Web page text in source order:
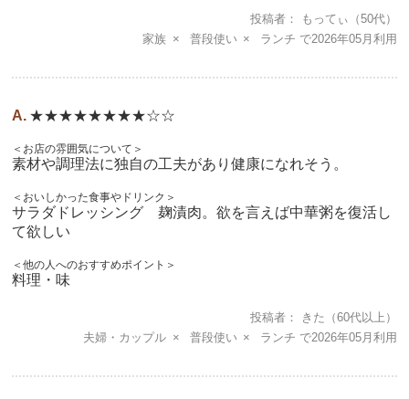
投稿者 もってぃ （50代）
家族
普段使い ランチ 2026年05月
★★★★★★★★☆☆
＜お店の雰囲気について＞
素材や調理法に独自の工夫があり健康になれそう。
＜おいしかった食事やドリンク＞
サラダドレッシング 麹漬肉。欲を言えば中華粥を復活し
て欲しい
＜他の人へのおすすめポイント＞
料理・味
投稿者 きた
（60代以上）
夫婦・カップル
普段使い ランチ 2026年05月